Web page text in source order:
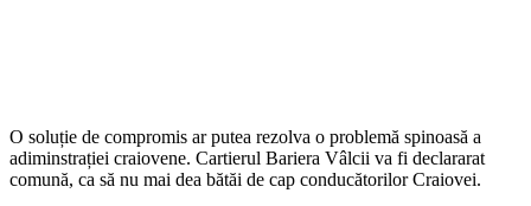
O soluție de compromis ar putea rezolva o problemă spinoasă a
adiminstrației craiovene. Cartierul Bariera Vâlcii va fi declararat
comună, ca să nu mai dea bătăi de cap conducătorilor Craiovei.